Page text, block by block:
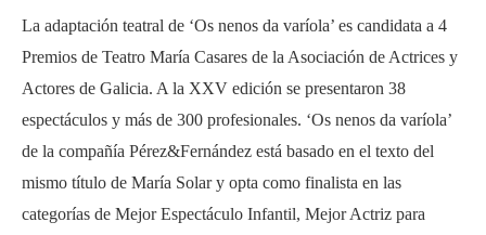
La adaptación teatral de ‘Os nenos da varíola’ es candidata a 4
Premios de Teatro María Casares de la Asociación de Actrices y
Actores de Galicia. A la XXV edición se presentaron 38
espectáculos y más de 300 profesionales. ‘Os nenos da varíola’
de la compañía Pérez&Fernández está basado en el texto del
mismo título de María Solar y opta como finalista en las
categorías de Mejor Espectáculo Infantil, Mejor Actriz para